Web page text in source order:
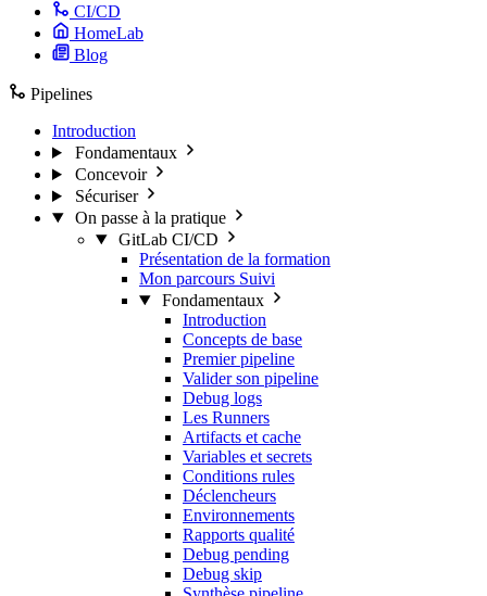
CI/CD
HomeLab
Blog
Pipelines
Introduction
Fondamentaux
Concevoir
Sécuriser
On passe à la pratique
GitLab CI/CD
Présentation de la formation
Mon parcours Suivi
Fondamentaux
Introduction
Concepts de base
Premier pipeline
Valider son pipeline
Debug logs
Les Runners
Artifacts et cache
Variables et secrets
Conditions rules
Déclencheurs
Environnements
Rapports qualité
Debug pending
Debug skip